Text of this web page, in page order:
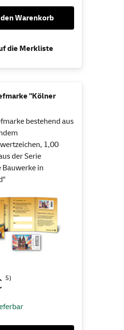
Warenkorb
die Merkliste
"Kölner
bestehend aus
1,00
der Serie
in
5)